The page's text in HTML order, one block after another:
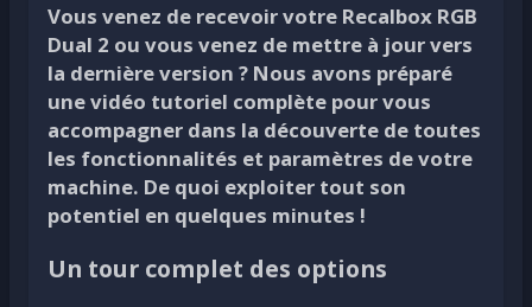
Vous venez de recevoir votre Recalbox RGB
Dual 2 ou vous venez de mettre à jour vers
la dernière version ? Nous avons préparé
une vidéo tutoriel complète pour vous
accompagner dans la découverte de toutes
les fonctionnalités et paramètres de votre
machine. De quoi exploiter tout son
potentiel en quelques minutes !
Un tour complet des options